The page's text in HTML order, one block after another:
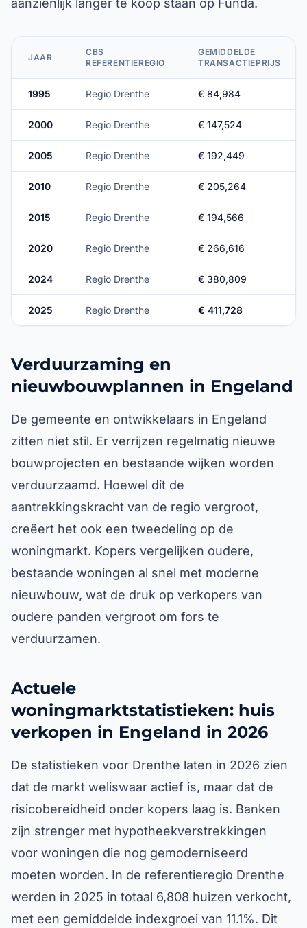
aanzienlijk langer te koop staan op Funda.
JAAR
CBS
REFERENTIEREGIO
GEMIDDELDE
TRANSACTIEPRIJS
1995 Regio Drenthe € 84,984
2000 Regio Drenthe € 147,524
2005 Regio Drenthe € 192,449
2010 Regio Drenthe € 205,264
2015 Regio Drenthe € 194,566
2020 Regio Drenthe € 266,616
2024 Regio Drenthe € 380,809
2025 Regio Drenthe € 411,728
Verduurzaming en
nieuwbouwplannen in Engeland
De gemeente en ontwikkelaars in Engeland
zitten niet stil. Er verrijzen regelmatig nieuwe
bouwprojecten en bestaande wijken worden
verduurzaamd. Hoewel dit de
aantrekkingskracht van de regio vergroot,
creëert het ook een tweedeling op de
woningmarkt. Kopers vergelijken oudere,
bestaande woningen al snel met moderne
nieuwbouw, wat de druk op verkopers van
oudere panden vergroot om fors te
verduurzamen.
Actuele
woningmarktstatistieken: huis
verkopen in Engeland in 2026
De statistieken voor Drenthe laten in 2026 zien
dat de markt weliswaar actief is, maar dat de
risicobereidheid onder kopers laag is. Banken
zijn strenger met hypotheekverstrekkingen
voor woningen die nog gemoderniseerd
moeten worden. In de referentieregio Drenthe
werden in 2025 in totaal 6,808 huizen verkocht,
met een gemiddelde indexgroei van 11.1%. Dit